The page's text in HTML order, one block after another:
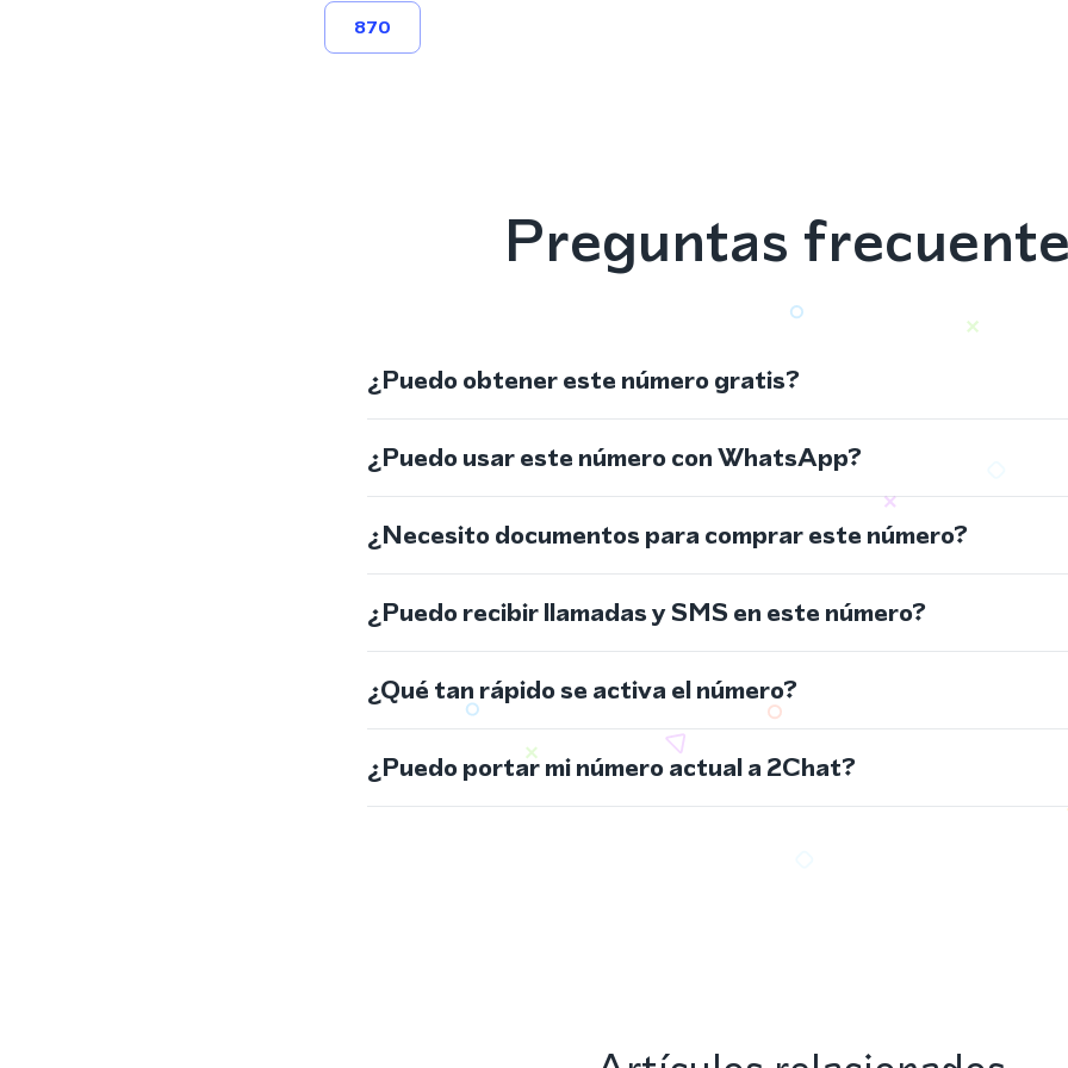
870
Preguntas
¿Puedo obtener este número gratis?
¿Puedo usar este número con WhatsApp?
¿Necesito documentos para comprar este número?
¿Puedo recibir llamadas y SMS en este número?
¿Qué tan rápido se activa el número?
¿Puedo portar mi número actual a 2Chat?